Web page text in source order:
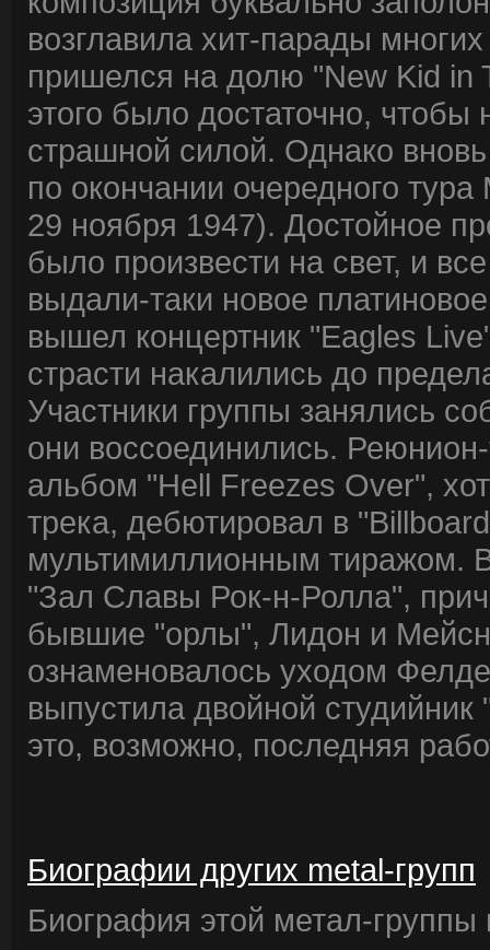
возглавила хит-парады
пришелся на долю "New Kid in
этого было достаточно, чтобы
страшной силой. Однако
по окончании очередного
29 ноября 1947). Достойное
было произвести на свет, и
выдали-таки новое
вышел концертник "Eagles
страсти накалились до
Участники группы занялись
они воссоединились.
альбом "Hell Freezes Over",
трека, дебютировал в
мультимиллионным тиражом.
"Зал Славы Рок-н-Ролла",
бывшие "орлы", Лидон и
ознаменовалось уходом
выпустила двойной
это, возможно, последняя
Биографии других metal-групп
Биография этой метал-группы